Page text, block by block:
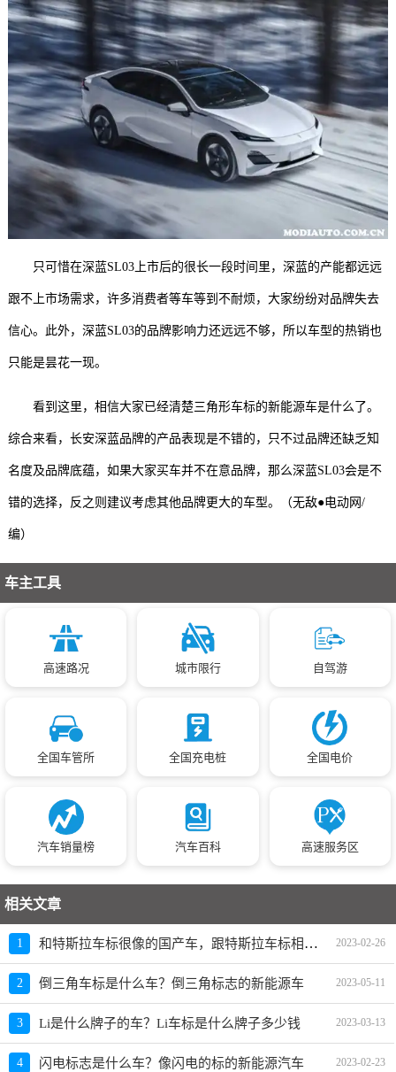
只可惜在深蓝SL03上市后的很长一段时间里，深蓝的产能都远远
跟不上市场需求，许多消费者等车等到不耐烦，大家纷纷对品牌失去
信心。此外，深蓝SL03的品牌影响力还远远不够，所以车型的热销也
只能是昙花一现。
看到这里，相信大家已经清楚三角形车标的新能源车是什么了。
综合来看，长安深蓝品牌的产品表现是不错的，只不过品牌还缺乏知
名度及品牌底蕴，如果大家买车并不在意品牌，那么深蓝SL03会是不
错的选择，反之则建议考虑其他品牌更大的车型。（无敌●电动网/
编）
车主工具
高速路况 城市限行 自驾游
全国车管所 全国充电桩 全国电价
汽车销量榜 汽车百科 高速服务区
相关文章
1 和特斯拉车标很像的国产车，跟特斯拉车标相似的车是什么车 2023-02-26
2 倒三角车标是什么车？倒三角标志的新能源车 2023-05-11
3 Li是什么牌子的车？Li车标是什么牌子多少钱 2023-03-13
4 闪电标志是什么车？像闪电的标的新能源汽车 2023-02-23